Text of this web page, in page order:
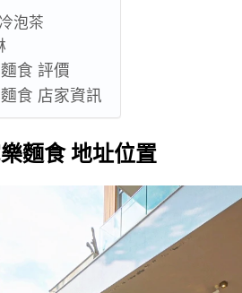
泡茶
食 評價
食 店家資訊
麵食 地址位置